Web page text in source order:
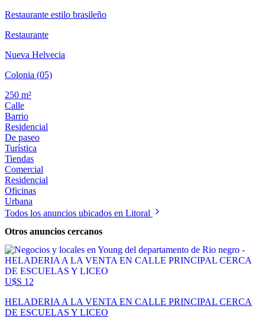
Restaurante estilo brasileño
Restaurante
Nueva Helvecia
Colonia (05)
250 m²
Calle
Barrio
Residencial
De paseo
Turística
Tiendas
Comercial
Residencial
Oficinas
Urbana
Todos los anuncios ubicados en Litoral
Otros anuncios cercanos
U$S 12
HELADERIA A LA VENTA EN CALLE PRINCIPAL CERCA
DE ESCUELAS Y LICEO